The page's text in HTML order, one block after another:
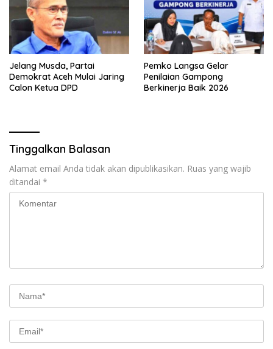
Jelang Musda, Partai
Demokrat Aceh Mulai Jaring
Calon Ketua DPD
Pemko Langsa Gelar
Penilaian Gampong
Berkinerja Baik 2026
Tinggalkan Balasan
Alamat email Anda tidak akan dipublikasikan. Ruas yang wajib
ditandai *